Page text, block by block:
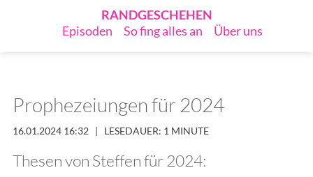
RANDGESCHEHEN
Episoden
So fing alles an Über uns
Prophezeiungen für 2024
16.01.2024 16:32 | LESEDAUER: 1 MINUTE
Thesen von Steffen für 2024: